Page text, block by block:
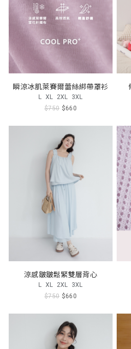
瞬涼冰肌萊賽爾蕾絲綁帶罩衫
L XL 2XL 3XL
$750 $660
涼感皺皺鬆緊雙層背心
L XL 2XL 3XL
$750 $660